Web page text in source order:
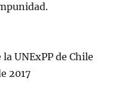
UNExPP de Chile
2017